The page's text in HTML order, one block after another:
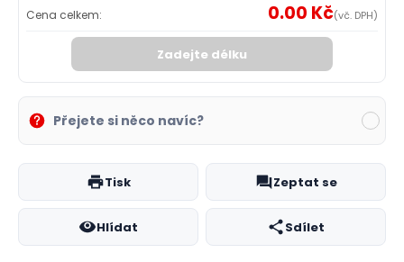
Cena celkem: 0.00 Kč(vč. DPH)
Zadejte délku
Přejete si něco navíc?
Tisk Zeptat se
Hlídat Sdílet